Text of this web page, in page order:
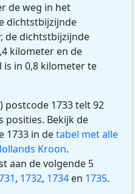
de weg in het
dichtstbijzijnde
de dichtstbijzijnde
kilometer en de
in 0,8 kilometer te
postcode 1733 telt 92
posities. Bekijk de
1733 in detabel met alle
Kroon.
aan de volgende 5
, 1732, 1734 en 1735.